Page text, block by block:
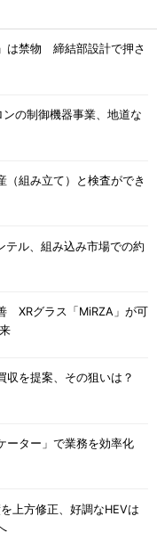
は禁物 締結部設計で押さ
の制御機器事業、地道な
（組み立て）と検査ができ
テル、組み込み市場での約
XRグラス「MiRZA」が可
収を提案、その狙いは？
ーター」で業務を効率化
上方修正、好調なHEVは